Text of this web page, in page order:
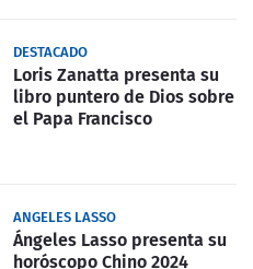
DESTACADO
Loris Zanatta presenta su
libro puntero de Dios sobre
el Papa Francisco
ANGELES LASSO
Ángeles Lasso presenta su
horóscopo Chino 2024